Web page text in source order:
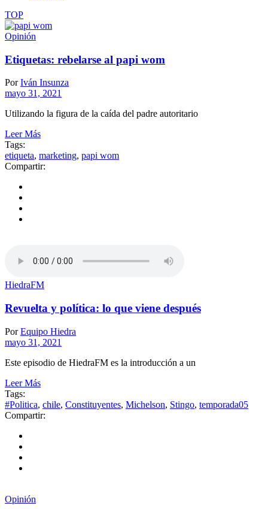
TOP
Opinión
Etiquetas: rebelarse al papi wom
PorIván Insunza
mayo 31, 2021
Utilizando la figura de la caída del padre autoritario
Leer Más
Tags:
etiqueta, marketing, papi wom
Compartir:
HiedraFM
Revuelta y política: lo que viene después
PorEquipo Hiedra
mayo 31, 2021
Este episodio de HiedraFM es la introducción a un
Leer Más
Tags:
#Politica, chile, Constituyentes, Michelson, Stingo, temporada05
Compartir:
Opinión